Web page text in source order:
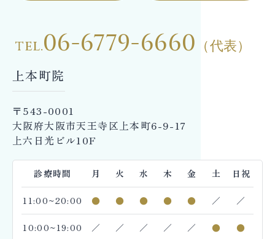
tel.06-6779-6660 （代表）
上本町院
〒543-0001
大阪府大阪市天王寺区上本町6-9-17
上六日光ビル10F
診療時間 月 火 水 木 金 土 日祝
11:00~20:00 ● ● ● ● ● ／ ／
10:00~19:00 ／ ／ ／ ／ ／ ● ●